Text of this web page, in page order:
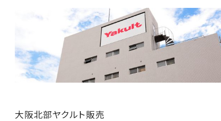
大阪北部ヤクルト販売